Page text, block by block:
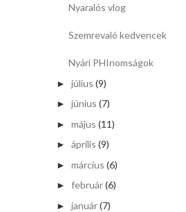
Nyaralós vlog
Szemrevaló kedvencek
Nyári PHInomságok
► július (9)
► június (7)
► május (11)
► április (9)
► március (6)
► február(6)
► január(7)